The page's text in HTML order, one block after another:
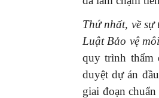
Thứ nhất, về
Luật Bảo vệ
quy trình thẩm
duyệt dự án
giai đoạn